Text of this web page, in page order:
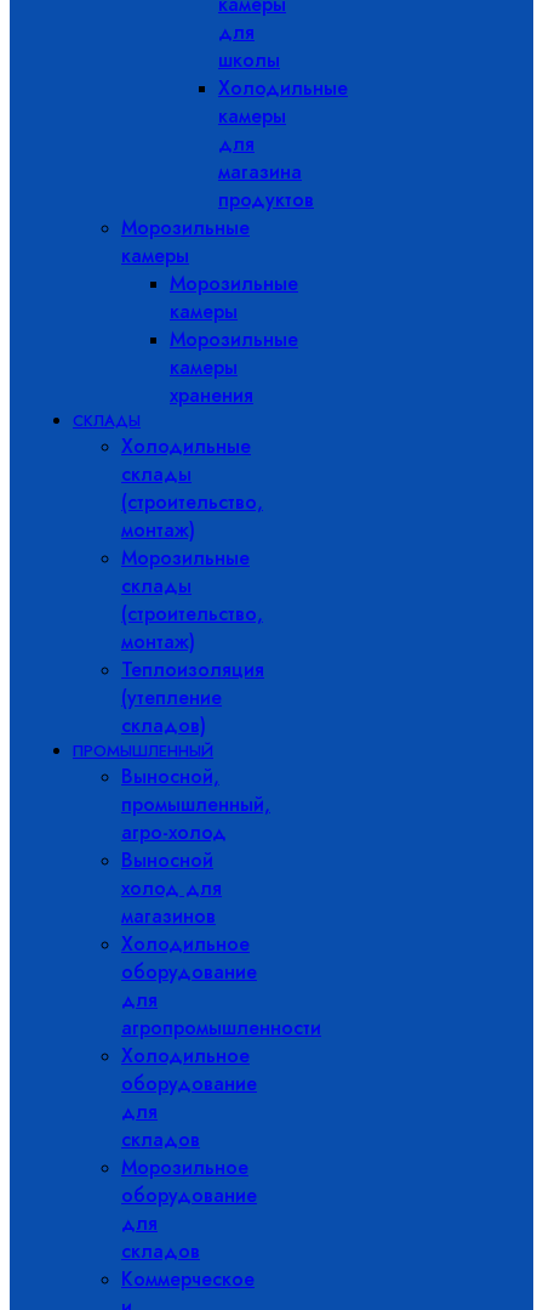
для
школы
Холодильные
камеры
для
магазина
продуктов
Морозильные
камеры
Морозильные
камеры
Морозильные
камеры
хранения
СКЛАДЫ
Холодильные
склады
(строительство,
монтаж)
Морозильные
склады
(строительство,
монтаж)
Теплоизоляция
(утепление
складов)
ПРОМЫШЛЕННЫЙ
Выносной,
промышленный,
агро-холод
Выносной
холод для
магазинов
Холодильное
оборудование
для
агропромышленности
Холодильное
оборудование
для
складов
Морозильное
оборудование
для
складов
Коммерческое